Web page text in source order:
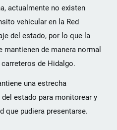
actualmente no existen
vehicular en la Red
del estado, por lo que la
de manera normal
de Hidalgo.
una estrecha
estado para monitorear y
que pudiera presentarse.